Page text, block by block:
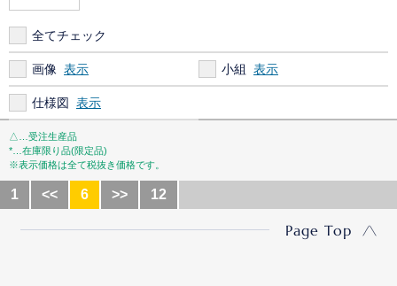
全てチェック
画像 小組
仕様図
△…受注生産品
*…在庫限り品(限定品)
※表示価格は全て税抜き価格です。
1 << 6 >> 12
Page Top